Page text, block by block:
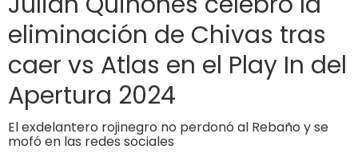
eliminación de Chivas tras
caer vs Atlas en el Play In del
Apertura 2024
El exdelantero rojinegro no perdonó al Rebaño y se
mofó en las redes sociales